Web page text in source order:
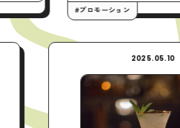
#プロモーション